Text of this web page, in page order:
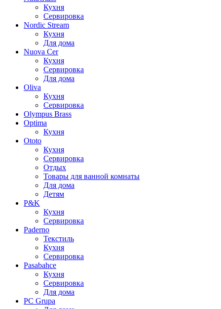
Кухня
Сервировка
Nordic Stream
Кухня
Для дома
Nuova Cer
Кухня
Сервировка
Для дома
Oliva
Кухня
Сервировка
Olympus Brass
Optima
Кухня
Ototo
Кухня
Сервировка
Отдых
Товары для ванной комнаты
Для дома
Детям
P&K
Кухня
Сервировка
Paderno
Текстиль
Кухня
Сервировка
Pasabahce
Кухня
Сервировка
Для дома
PC Grupa